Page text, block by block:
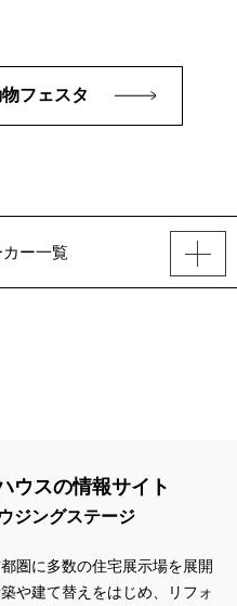
物フェスタ
ー一覧
ウスの情報サイト
ジングステージ
圏に多数の住宅展示場を展開
や建て替えをはじめ、リフォ